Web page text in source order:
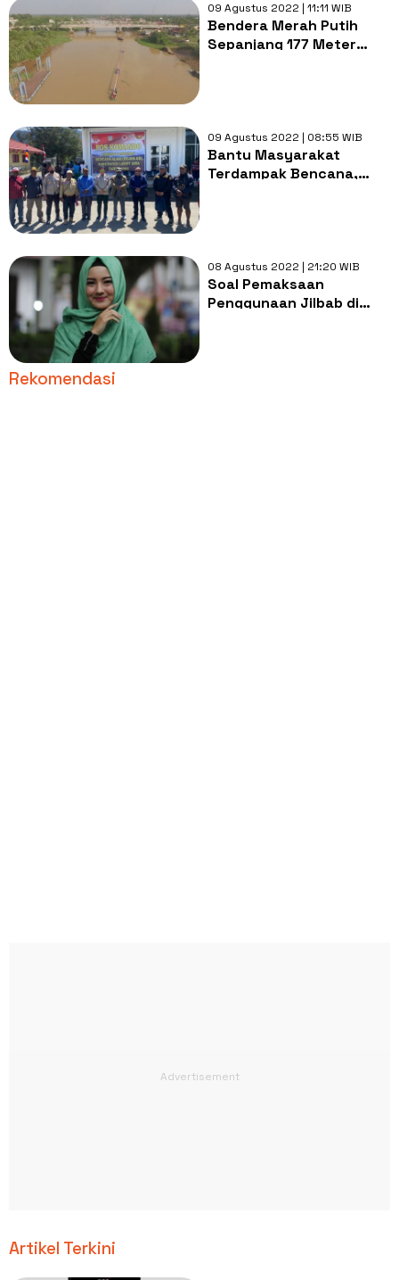
09 Agustus 2022 | 11:11 WIB
Bendera Merah Putih
Sepanjang 177 Meter
09 Agustus 2022 | 08:55 WIB
Bantu Masyarakat
Terdampak Bencana,
08 Agustus 2022 | 21:20 WIB
Soal Pemaksaan
Penggunaan Jilbab di
Rekomendasi
Artikel Terkini